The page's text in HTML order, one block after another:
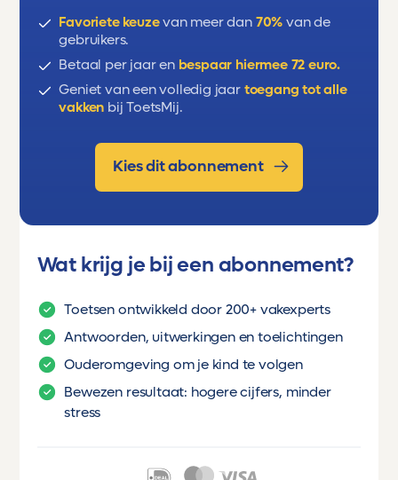
Favoriete keuzevan meer dan 70% van de
gebruikers.
Betaal per jaar en bespaar hiermee 72 euro.
Geniet van een volledig jaar toegang tot alle
vakken bij ToetsMij.
Kies dit abonnement
Wat krijg je bij een abonnement?
Toetsen ontwikkeld door 200+ vakexperts
Antwoorden, uitwerkingen en toelichtingen
Ouderomgeving om je kind te volgen
Bewezen resultaat: hogere cijfers, minder
stress